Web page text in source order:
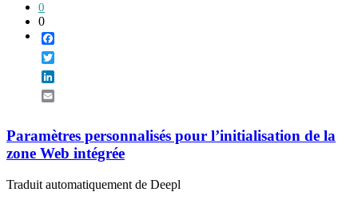
0
0
Paramètres personnalisés pour l’initialisation de la
zone Web intégrée
Traduit automatiquement de Deepl